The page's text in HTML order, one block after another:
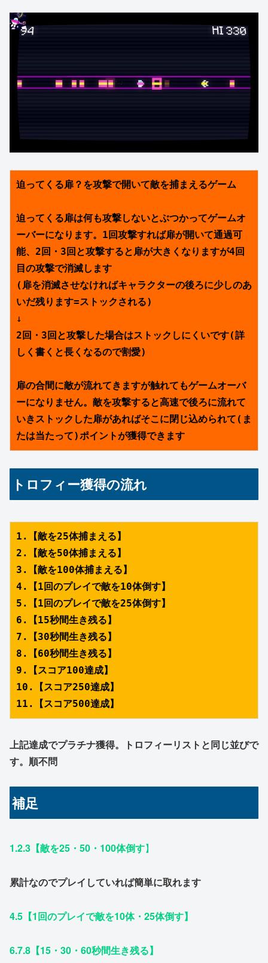
迫ってくる扉？を攻撃で開いて敵を捕まえるゲーム
迫ってくる扉は何も攻撃しないとぶつかってゲームオ
ーバーになります。1回攻撃すれば扉が開いて通過可
能、2回・3回と攻撃すると扉が大きくなりますが4回
目の攻撃で消滅します
(扉を消滅させなければキャラクターの後ろに少しのあ
いだ残ります=ストックされる)
↓
2回・3回と攻撃した場合はストックしにくいです(詳
しく書くと長くなるので割愛)
扉の合間に敵が流れてきますが触れてもゲームオーバ
ーになりません。敵を攻撃すると高速で後ろに流れて
いきストックした扉があればそこに閉じ込められて(ま
たは当たって)ポイントが獲得できます
トロフィー獲得の流れ
1.【敵を25体捕まえる】
2.【敵を50体捕まえる】
3.【敵を100体捕まえる】
4.【1回のプレイで敵を10体倒す】
5.【1回のプレイで敵を25体倒す】
6.【15秒間生き残る】
7.【30秒間生き残る】
8.【60秒間生き残る】
9.【スコア100達成】
10.【スコア250達成】
11.【スコア500達成】
上記達成でプラチナ獲得。トロフィーリストと同じ並びで
す。順不問
補足
1.2.3【敵を25・50・100体倒す】
累計なのでプレイしていれば簡単に取れます
4.5【1回のプレイで敵を10体・25体倒す】
6.7.8【15・30・60秒間生き残る】